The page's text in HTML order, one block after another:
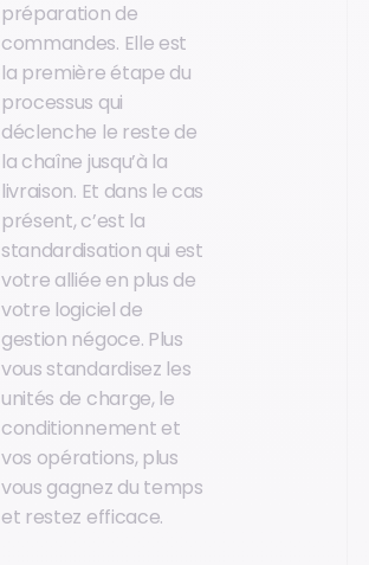
préparation de
commandes. Elle est
la première étape du
processus qui
déclenche le reste de
la chaîne jusqu’à la
livraison. Et dans le cas
présent, c’est la
standardisation qui est
votre alliée en plus de
votre logiciel de
gestion négoce. Plus
vous standardisez les
unités de charge, le
conditionnement et
vos opérations, plus
vous gagnez du temps
et restez efficace.